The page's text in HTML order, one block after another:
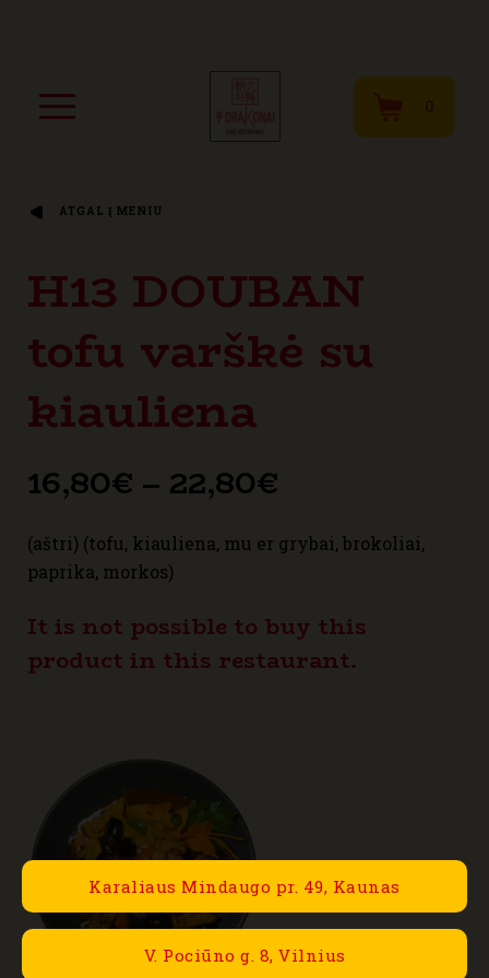
Karaliaus Mindaugo pr. 49, Kaunas
V. Pociūno g. 8, Vilnius
ATGAL Į MENIU
H13 DOUBAN
tofu varškė su
kiauliena
16,80€ – 22,80€
range:
through
22,80€
(aštri) (tofu, kiauliena, mu er grybai, brokoliai,
paprika, morkos)
It is not possible to buy this
product in this restaurant.